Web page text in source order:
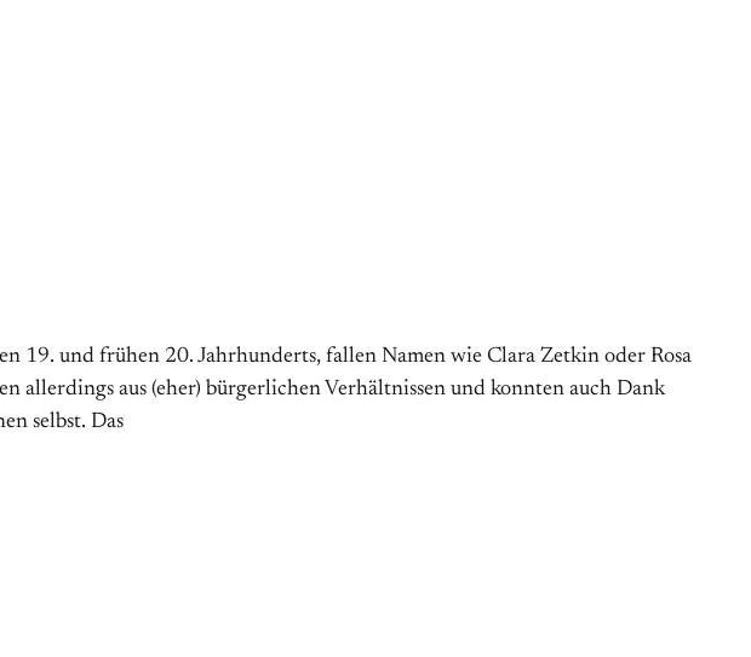
19. und frühen 20. Jahrhunderts, fallen Namen wie Clara Zetkin oder Rosa
allerdings aus (eher) bürgerlichen Verhältnissen und konnten auch Dank
selbst. Das